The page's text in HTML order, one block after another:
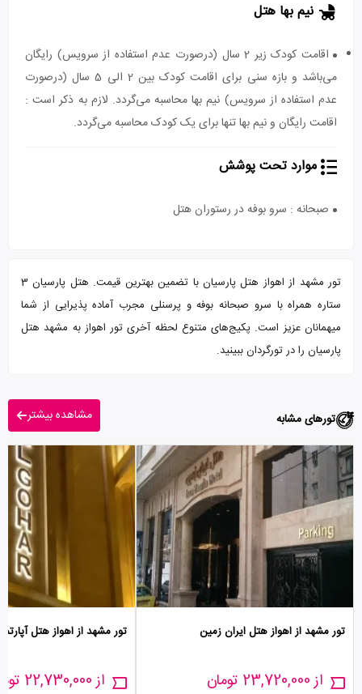
نیم بها هتل
اقامت کودک زیر 2 سال (درصورت عدم استفاده از سرویس) رایگان
می‌باشد و بازه سنی برای اقامت کودک بین 2 الی 5 سال (درصورت
عدم استفاده از سرویس) نیم بها محاسبه می‌گردد. لازم به ذکر است :
اقامت رایگان و نیم بها تنها برای یک کودک محاسبه می‌گردد.
موارد تحت پوشش
صبحانه : سرو بوفه در رستوران هتل
تور مشهد از اهواز هتل پارسیان با تضمین بهترین قیمت. هتل پارسیان 3
ستاره همراه با سرو صبحانه بوفه و پرسنلی مجرب آماده پذیرایی از شما
میهمانان عزیز است. پکیج‌های متنوع لحظه آخری تور اهواز به مشهد هتل
پارسیان را در تورگردان ببینید.
تورهای مشابه مشاهده بیشتر
تور مشهد از اهواز هتل ایران زمین
از 23,720,000 تومان
تور مشهد از اهواز هتل
از 22,730,000 تومان